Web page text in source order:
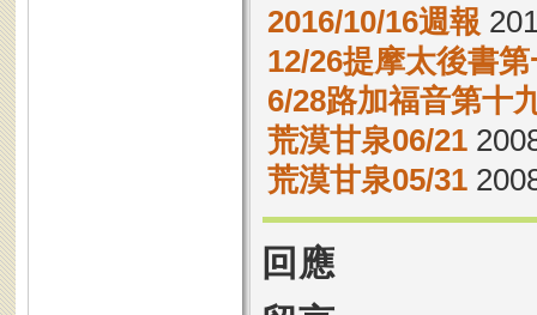
2016/10/16週報
12/26提摩太後書
6/28路加福音第十
荒漠甘泉06/21
荒漠甘泉05/31
回應